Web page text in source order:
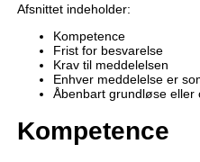
Afsnittet indeholder:
Kompetence
Frist for besvarelse
Krav til meddelelsen
Enhver meddelelse er
Åbenbart grundløse eller
Kompetence